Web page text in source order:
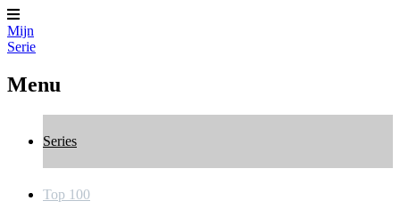
Mijn
Serie
Menu
Series
Top 100